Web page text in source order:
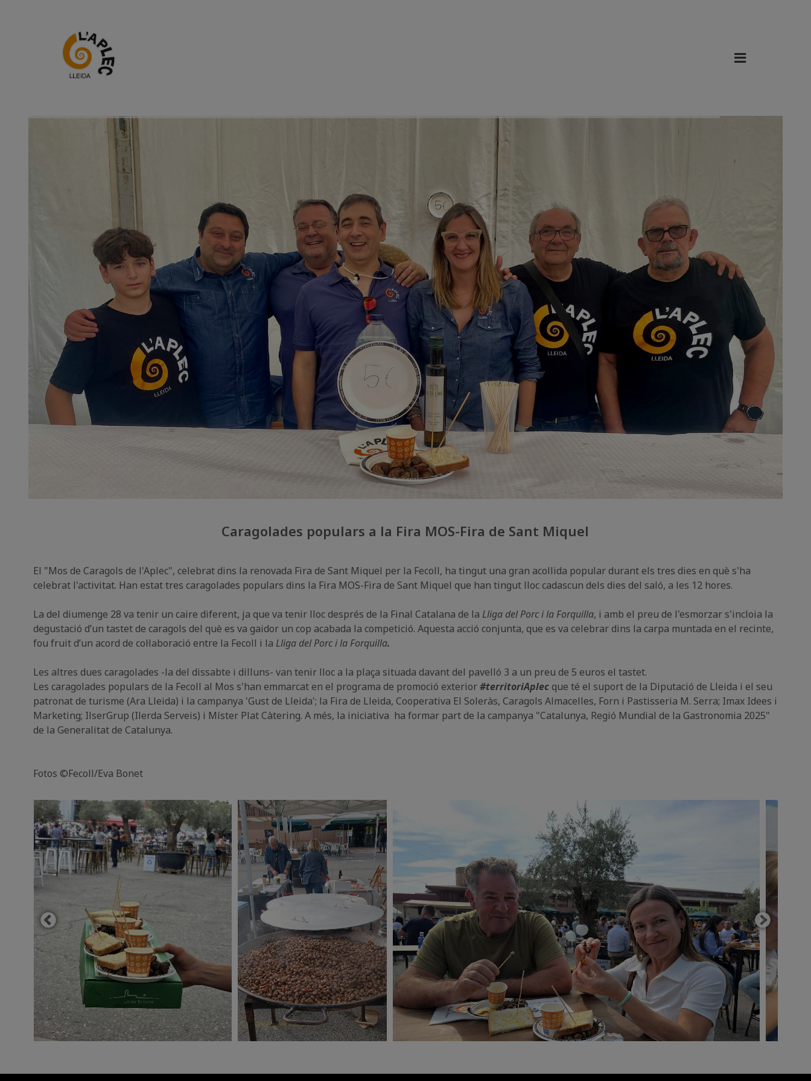
Caragolades populars a la Fira MOS-Fira de Sant Miquel
El "Mos de Caragols de l'Aplec", celebrat dins la renovada Fira de Sant Miquel per la Fecoll, ha tingut una gran acollida popular durant els tres dies en què s'ha
celebrat l'activitat. Han estat tres caragolades populars dins la Fira MOS-Fira de Sant Miquel que han tingut lloc cadascun dels dies del saló, a les 12 hores.
La del diumenge 28 va tenir un caire diferent, ja que va tenir lloc després de la Final Catalana de la Lliga del Porc i la Forquilla, i amb el preu de l'esmorzar s'incloia la
degustació d’un tastet de caragols del què es va gaidor un cop acabada la competició. Aquesta acció conjunta, que es va celebrar dins la carpa muntada en el recinte,
fou fruit d’un acord de col·laboració entre la Fecoll i la Lliga del Porc i la Forquilla.
Les altres dues caragolades -la del dissabte i dilluns- van tenir lloc a la plaça situada davant del pavelló 3 a un preu de 5 euros el tastet.
Les caragolades populars de la Fecoll al Mos s'han emmarcat en el programa de promoció exterior#territoriAplecque té el suport de la Diputació de Lleida i el seu
patronat de turisme (Ara Lleida) i la campanya 'Gust de Lleida'; la Fira de Lleida, Cooperativa El Soleràs, Caragols Almacelles, Forn i Pastisseria M. Serra; Imax Idees i
Marketing; IlserGrup (Ilerda Serveis) i Míster Plat Càtering. A més, la iniciativa ha formar part de la campanya "Catalunya, Regió Mundial de la Gastronomia 2025"
de la Generalitat de Catalunya.
Fotos ©Fecoll/Eva Bonet